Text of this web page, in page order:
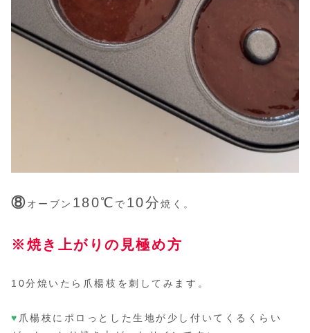
⑧オーブン 180℃ で 10分焼く。
※焼き上がりの見極め方
10分焼いたら爪楊枝を刺してみます。
♥ 爪楊枝にポロっとした生地が少し付いてくるくらい